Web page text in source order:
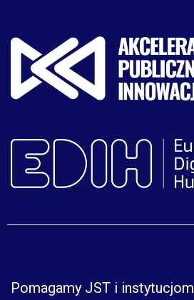
Pomagamy JST i instytucjom